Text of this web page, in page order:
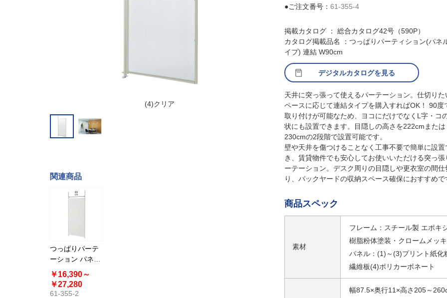
(4)クリア
関連商品
つっぱりパーテ
ーション パネル
タイプ 本体 幅
90cm パーテー
ション
￥16,390～
￥27,280
61-355-2
●ご注文番号： 61-355-4
掲載カタログ ： 総合カタログ42号（590P）
デジタルカタログを見る
カタログ掲載品名 ：つっぱりパーティション(パネ
イプ) 連結 W90cm
天井に突っ張って使えるパーテーション。仕切りた
ペースに応じて連結タイプを購入すればOK！ 90度
取り付けが可能なため、ヨコにだけでなくL字・コ
状にも設置できます。目隠しの高さを222cmまたは
230cmの2段階で設置可能です。
壁や天井を傷つけることなく工事不要で簡単に設置
き、賃貸物件でも安心してお使いいただける突っ張
ーテーション。デスク周りの目隠しや更衣室の間仕
り、バックヤードの収納スペース確保におすすめで
商品スペック
素材
フレーム：スチール製 エポキ
樹脂粉体塗装・クロームメッキ
パネル：(1)～(3)プリント紙化
繊維板(4)ポリカーボネート
幅87.5×奥行11×高さ205～